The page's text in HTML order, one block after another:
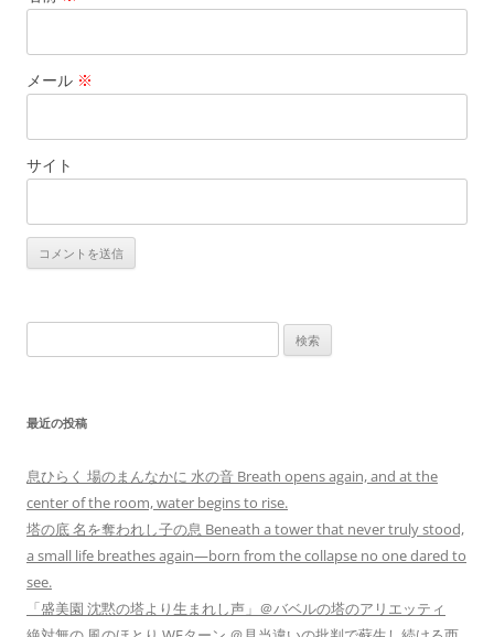
メール ※
サイト
索:
最近の投稿
息ひらく 場のまんなかに 水の音 Breath opens again, and at the
center of the room, water begins to rise.
塔の底 名を奪われし子の息 Beneath a tower that never truly stood,
a small life breathes again—born from the collapse no one dared to
see.
「盛美園 沈黙の塔より生まれし声」＠バベルの塔のアリエッティ